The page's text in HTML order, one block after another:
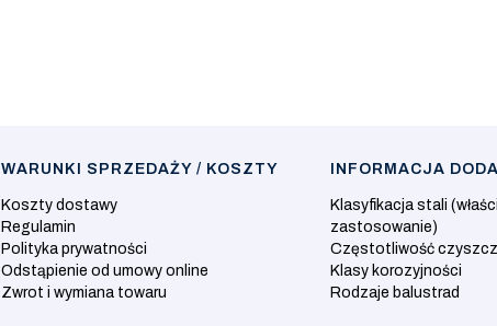
WARUNKI SPRZEDAŻY / KOSZTY
Koszty dostawy
Regulamin
Polityka prywatności
Odstąpienie od umowy online
Zwrot i wymiana towaru
INFORMACJA
Klasyfikacja stali
zastosowanie)
Częstotliwość
Klasy korozyjności
Rodzaje balustrad